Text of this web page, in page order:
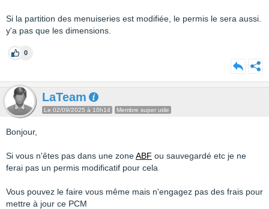
Si la partition des menuiseries est modifiée, le permis le sera aussi.
y'a pas que les dimensions.
0
LaTeam
Le 02/09/2025 à 10h14 Membre super utile
Bonjour,
Si vous n'êtes pas dans une zoneABF ou sauvegardé etc je ne
ferai pas un permis modificatif pour cela
Vous pouvez le faire vous même mais n'engagez pas des frais pour
mettre à jour ce PCM